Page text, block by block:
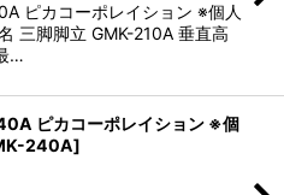
ピカコーポレイション ※個人
三脚脚立 GMK-210A 垂直高
…
ピカコーポレイション ※個
240A]